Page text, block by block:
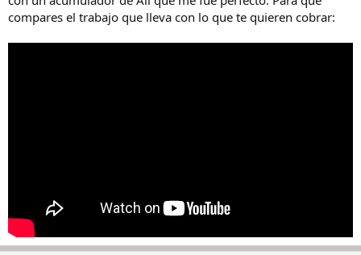
compares el trabajo que lleva con lo que te quieren cobrar: